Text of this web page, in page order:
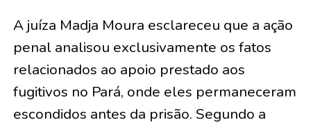
A juíza Madja Moura esclareceu que a ação
penal analisou exclusivamente os fatos
relacionados ao apoio prestado aos
fugitivos no Pará, onde eles permaneceram
escondidos antes da prisão. Segundo a